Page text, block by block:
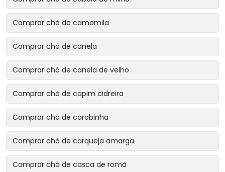
Comprar chá de camomila
Comprar chá de canela
Comprar chá de canela de velho
Comprar chá de capim cidreira
Comprar chá de carobinha
Comprar chá de carqueja amarga
Comprar chá de casca de romã